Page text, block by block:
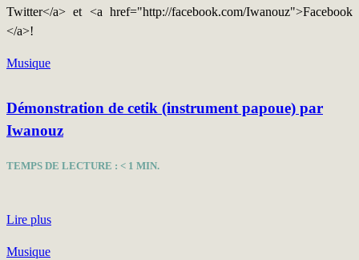
Twitter</a> et <a href="http://facebook.com/Iwanouz">Facebook
</a>!
Musique
Démonstration de cetik (instrument papoue) par
Iwanouz
TEMPS DE LECTURE : < 1 MIN.
Lire plus
Musique